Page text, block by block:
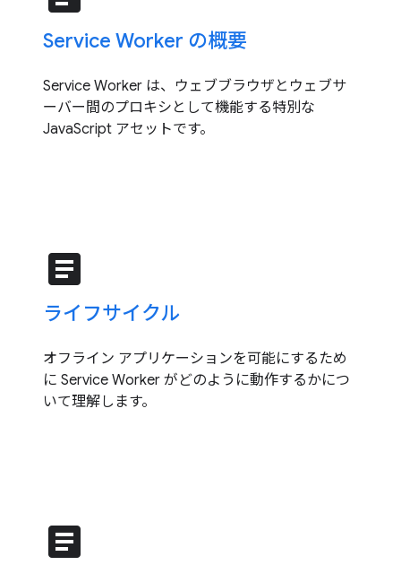
Service Worker の概要
Service Worker は、ウェブブラウザとウェブサ
ーバー間のプロキシとして機能する特別な
JavaScript アセットです。
article
ライフサイクル
オフライン アプリケーションを可能にするため
に Service Worker がどのように動作するかにつ
いて理解します。
article